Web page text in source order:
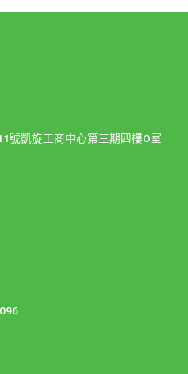
號凱旋工商中心第三期四樓O室